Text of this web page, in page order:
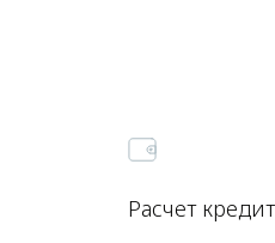
Расчет